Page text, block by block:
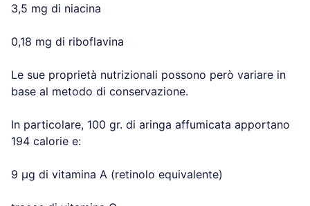
3,5 mg di niacina
0,18 mg di riboflavina
Le sue proprietà nutrizionali possono però variare in
base al metodo di conservazione.
In particolare, 100 gr. di aringa affumicata apportano
194 calorie e:
9 µg di vitamina A (retinolo equivalente)